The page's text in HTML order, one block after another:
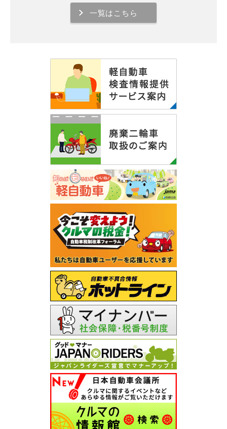
一覧はこちら